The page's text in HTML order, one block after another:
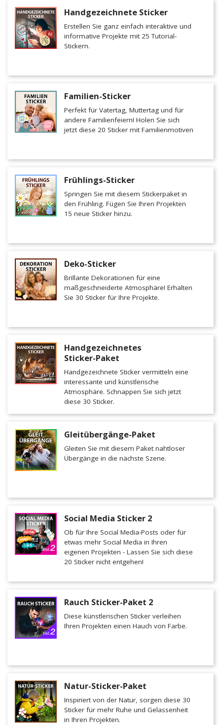
Handgezeichnete Sticker
Erstellen Sie ganz einfach interaktive und
informative Projekte mit 25 Tutorial-
Stickern.
Familien-Sticker
Perfekt für Vatertag, Muttertag und für
andere Familienfeiern! Holen Sie sich
jetzt diese 20 Sticker mit Familienmotiven
Frühlings-Sticker
Springen Sie mit diesem Stickerpaket in
den Frühling. Fügen Sie Ihren Projekten
15 neue Sticker hinzu.
Deko-Sticker
Brillante Dekorationen für eine
maßgeschneiderte Atmosphäre! Erhalten
Sie 30 Sticker für Ihre Projekte.
Handgezeichnetes
Sticker-Paket
Handgezeichnete Sticker vermitteln eine
interessante und künstlerische
Atmosphäre. Schnappen Sie sich jetzt
diese 30 Sticker.
Gleitübergänge-Paket
Gleiten Sie mit diesem Paket nahtloser
Übergänge in die nächste Szene.
Social Media Sticker 2
Ob für Ihre Social Media-Posts oder für
etwas mehr Social Media in Ihren
eigenen Projekten - Lassen Sie sich diese
20 Sticker nicht entgehen!
Rauch Sticker-Paket 2
Diese künstlerischen Sticker verleihen
Ihren Projekten einen Hauch von Farbe.
Natur-Sticker-Paket
Inspiriert von der Natur, sorgen diese 30
Sticker für mehr Ruhe und Gelassenheit
in Ihren Projekten.